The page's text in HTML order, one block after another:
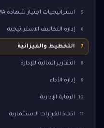
5 استراتيجيات اجتياز شهادة CMA
6 إدارة التكاليف الاستراتيجية
7 التخطيط والميزانية
8 التقارير المالية للإدارة
9 إدارة الأداء
10 الرقابة الإدارية
11 اتخاذ القرارات الاستثمارية